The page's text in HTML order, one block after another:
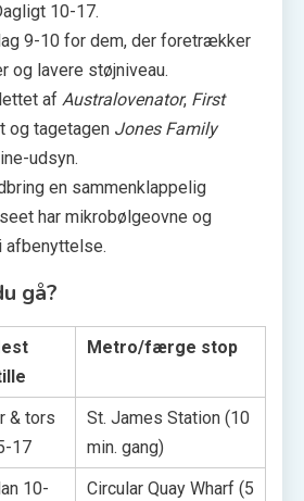
10-17.
9-10 for dem, der foretrækker
og lavere støjniveau.
af Australovenator, First
og tagetagen Jones Family
udsyn.
en sammenklappelig
har mikrobølgeovne og
afbenyttelse.
gå?
Metro/færge stop
& tors
17
St. James Station (10
min. gang)
10-
Circular Quay Wharf (5